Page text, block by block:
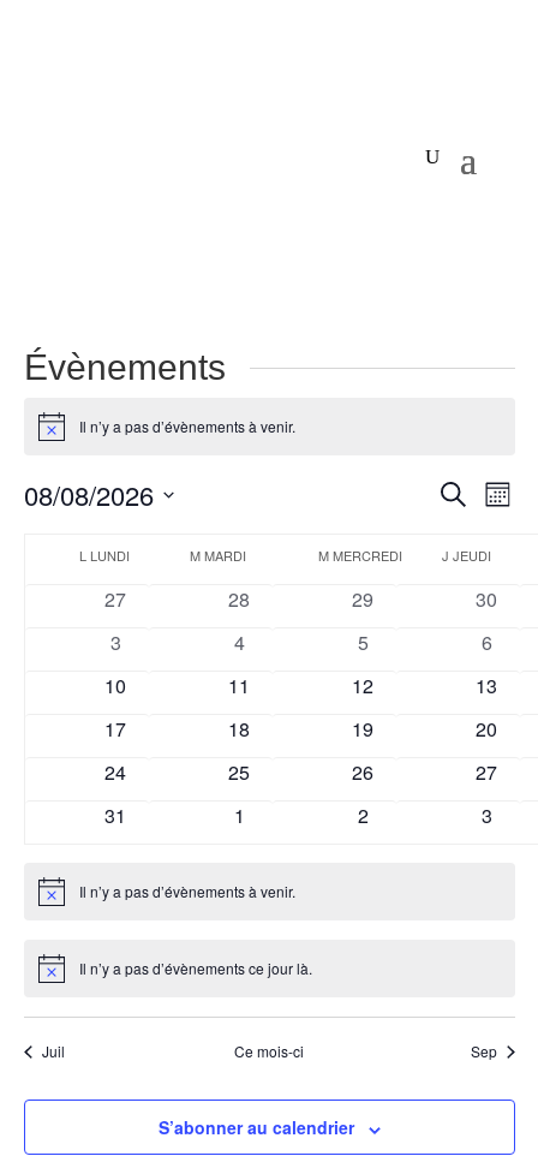
Évènements
Notice Il n’y a pas d’évènements à venir.
vues
Recherche
de
Mois
08/08/2026
Calendrier
Évènements
L LUNDI MMARDI MMERCREDI J JEUDI
0
27
0
28
0
29
0
30
0
3
0
4
0
5
0
6
0
10
0
11
0
12
0
13
0
17
0
18
0
19
0
20
0
24
0
25
0
26
0
27
0
31
0
1
0
2
0
3
Notice Il n’y a pas d’évènements à venir.
Notice Il n’y a pas d’évènements ce jour là.
Juil Ce mois-ci Sep
S’abonner au calendrier